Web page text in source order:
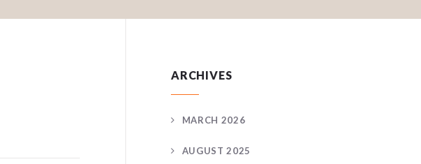
ARCHIVES
MARCH 2026
AUGUST 2025